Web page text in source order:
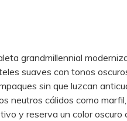
grandmillennial
suaves con tonos
sin que luzcan
neutros cálidos como
y reserva un color oscuro